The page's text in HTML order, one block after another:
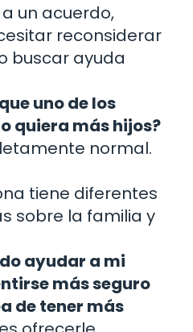
un acuerdo,
reconsiderar
buscar ayuda
uno de los
quiera más hijos?
normal.
tiene diferentes
sobre la familia y
ayudar a mi
más seguro
de tener más